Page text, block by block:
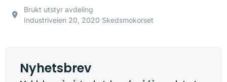
Brukt utstyr avdeling
Industriveien 20, 2020 Skedsmokorset
Nyhetsbrev